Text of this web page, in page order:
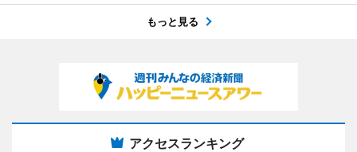
もっと見る
アクセスランキング